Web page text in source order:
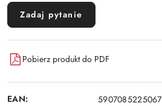
Zadaj pytanie
Pobierz produkt do PDF
EAN: 5907085225067